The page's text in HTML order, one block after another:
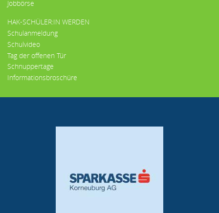
Jobbörse
HAK-SCHÜLER:IN WERDEN
Schulanmeldung
Schulvideo
Tag der offenen Tür
Schnuppertage
Informationsbroschüre